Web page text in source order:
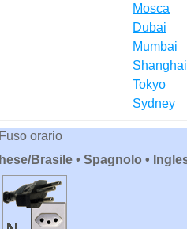
Mosca
Dubai
Mumbai
Shanghai
Tokyo
Sydney
Fuso orario
Brasile • Spagnolo •